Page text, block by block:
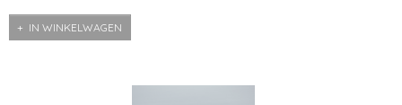
IN WINKELWAGEN